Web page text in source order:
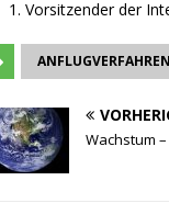
Vorsitzender der
ANFLUGVERFAHREN
Wachstum